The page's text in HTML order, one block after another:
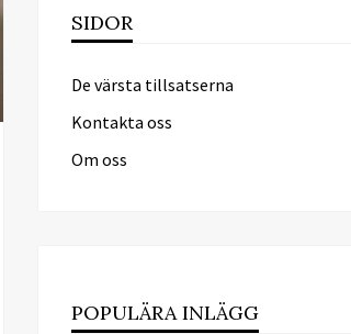
SIDOR
De värsta tillsatserna
Kontakta oss
Om oss
POPULÄRA INLÄGG